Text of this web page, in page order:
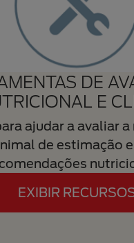
DE
E
ajudar a avaliar
de estimação
EXIBIR